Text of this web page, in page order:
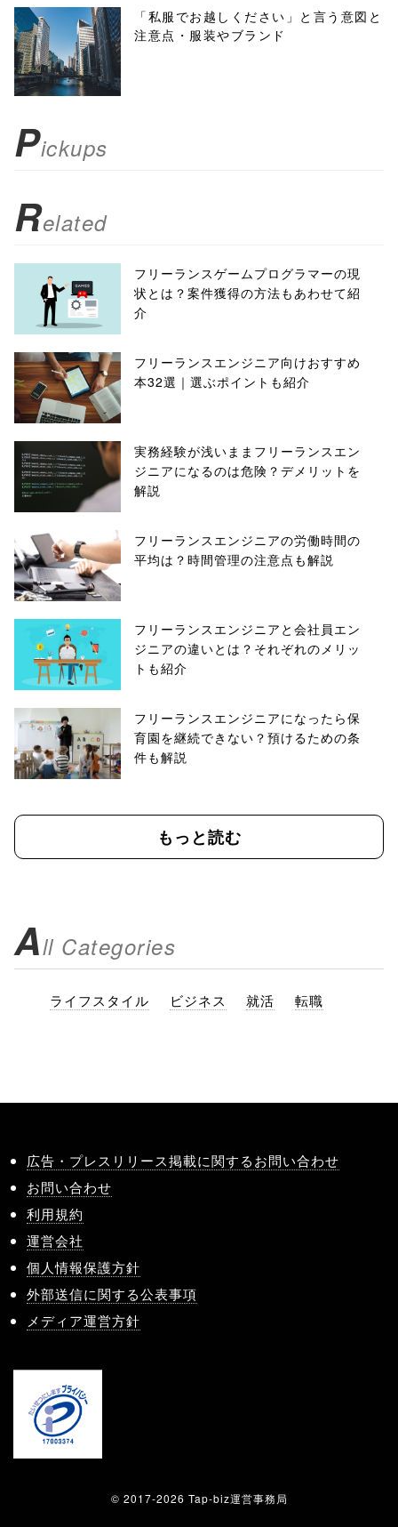
menubar=no,
toolbar=no,
scrollbars=yes'
false;"> シェア
「私服でお越しください」と言う意図と
注意点・服装やブランド
Pickups
Related
フリーランスゲームプログラマーの現
状とは？案件獲得の方法もあわせて紹
介
フリーランスエンジニア向けおすすめ
本32選｜選ぶポイントも紹介
実務経験が浅いままフリーランスエン
ジニアになるのは危険？デメリットを
解説
フリーランスエンジニアの労働時間の
平均は？時間管理の注意点も解説
フリーランスエンジニアと会社員エン
ジニアの違いとは？それぞれのメリッ
トも紹介
フリーランスエンジニアになったら保
育園を継続できない？預けるための条
件も解説
もっと読む
All Categories
ライフスタイル ビジネス 就活 転職
広告・プレスリリース掲載に関するお問い合わせ
お問い合わせ
利用規約
運営会社
個人情報保護方針
外部送信に関する公表事項
メディア運営方針
© 2017-2026 Tap-biz運営事務局